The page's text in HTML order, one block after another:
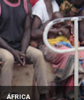
ÁFRICA